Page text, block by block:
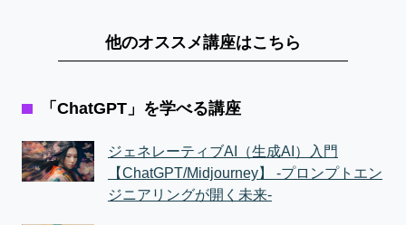
他のオススメ講座はこちら
「ChatGPT」を学べる講座
ジェネレーティブAI（生成AI）入門
【ChatGPT/Midjourney】 -プロンプトエン
ジニアリングが開く未来-